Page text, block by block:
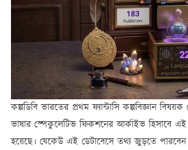
কল্পডিবি ভারতের প্রথম ফ্যান্টাসি কল্পবিজ্ঞান
ভাষার স্পেকুলেটিভ ফিকশনের আর্কাইভ হিসাবে
হয়েছে। যেকেউ এই ডেটাবেসে তথ্য জুড়তে